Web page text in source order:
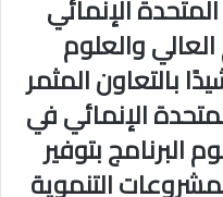
الإنمائي
والعلوم
بالتعاون المثمر
الإنمائي في
البرنامج بتوفير
التنموية